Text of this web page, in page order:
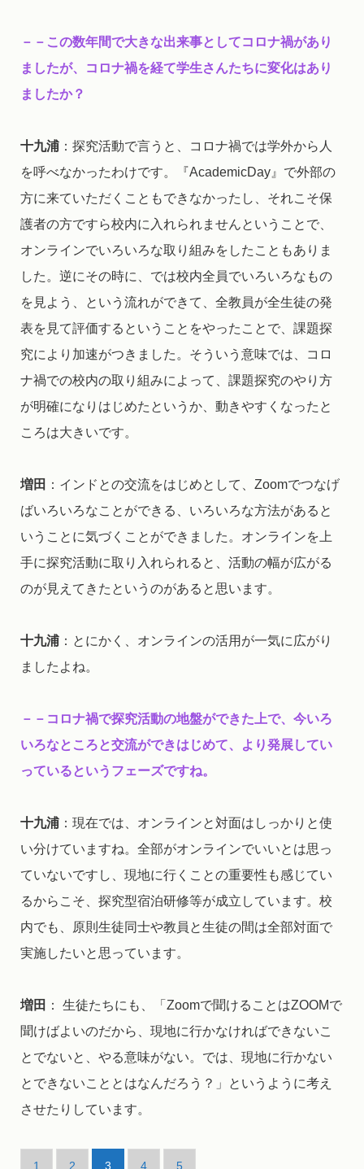
－－この数年間で大きな出来事としてコロナ禍があり
ましたが、コロナ禍を経て学生さんたちに変化はあり
ましたか？
十九浦：探究活動で言うと、コロナ禍では学外から人
を呼べなかったわけです。『AcademicDay』で外部の
方に来ていただくこともできなかったし、それこそ保
護者の方ですら校内に入れられませんということで、
オンラインでいろいろな取り組みをしたこともありま
した。逆にその時に、では校内全員でいろいろなもの
を見よう、という流れができて、全教員が全生徒の発
表を見て評価するということをやったことで、課題探
究により加速がつきました。そういう意味では、コロ
ナ禍での校内の取り組みによって、課題探究のやり方
が明確になりはじめたというか、動きやすくなったと
ころは大きいです。
増田 ：インドとの交流をはじめとして、Zoomでつなげ
ばいろいろなことができる、いろいろな方法があると
いうことに気づくことができました。オンラインを上
手に探究活動に取り入れられると、活動の幅が広がる
のが見えてきたというのがあると思います。
十九浦：とにかく、オンラインの活用が一気に広がり
ましたよね。
－－コロナ禍で探究活動の地盤ができた上で、今いろ
いろなところと交流ができはじめて、より発展してい
っているというフェーズですね。
十九浦：現在では、オンラインと対面はしっかりと使
い分けていますね。全部がオンラインでいいとは思っ
ていないですし、現地に行くことの重要性も感じてい
るからこそ、探究型宿泊研修等が成立しています。校
内でも、原則生徒同士や教員と生徒の間は全部対面で
実施したいと思っています。
増田 ： 生徒たちにも、「Zoomで聞けることはZOOMで
聞けばよいのだから、現地に行かなければできないこ
とでないと、やる意味がない。では、現地に行かない
とできないこととはなんだろう？」というように考え
させたりしています。
1 2 3 4 5